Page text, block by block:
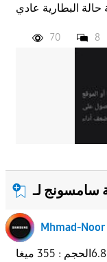
70 8
Mhmad-Noor
الإصدار : 6.8.05الحجم : 355 ميغاhttps://apps.samsung.co